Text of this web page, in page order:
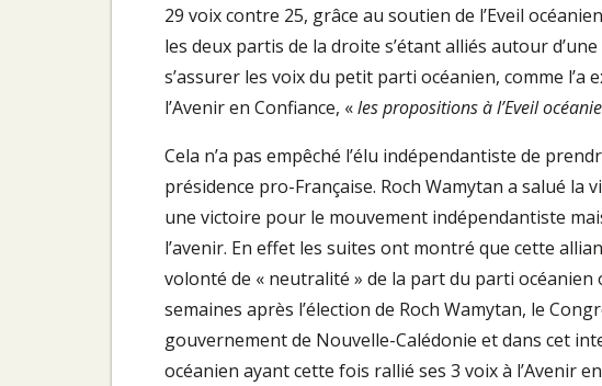
29 voix contre 25, grâce au soutien de l’Eveil
les deux partis de la droite s’étant alliés autour
s’assurer les voix du petit parti océanien, comme
l’Avenir en Confiance, «les propositions à l’Eveil
Cela n’a pas empêché l’élu indépendantiste de
présidence pro-Française. Roch Wamytan a salué la
une victoire pour le mouvement indépendantiste
l’avenir. En effet les suites ont montré que cette
volonté de « neutralité » de la part du parti
semaines après l’élection de Roch Wamytan, le
gouvernement de Nouvelle-Calédonie et dans cet
océanien ayant cette fois rallié ses 3 voix à l’Avenir